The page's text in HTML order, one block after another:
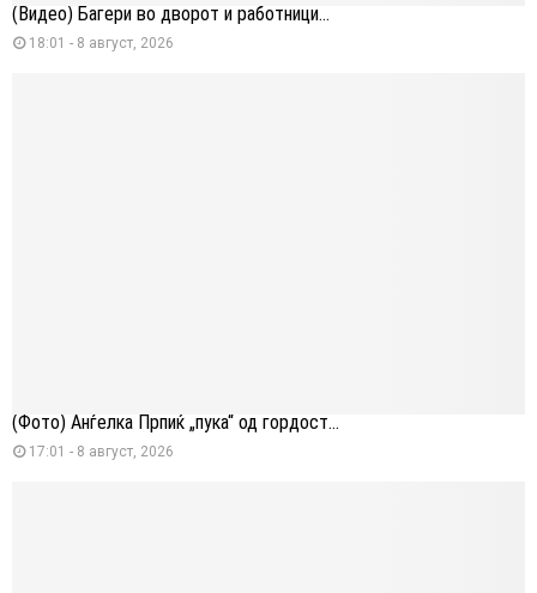
(Видео) Багери во дворот и работници...
18:01 - 8 август, 2026
(Фото) Анѓелка Прпиќ „пука“ од гордост...
17:01 - 8 август, 2026